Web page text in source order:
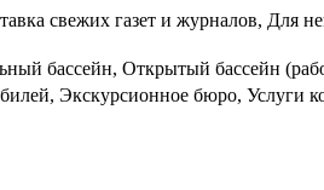
свежих газет и журналов, Для
бассейн, Открытый бассейн
Экскурсионное бюро, Услуги